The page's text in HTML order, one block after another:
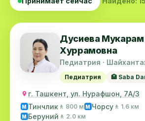
Дусиева Мукарам
Хуррамовна
Педиатрия ·
Педиатрия 🏥 Saba
г. Ташкент, ул. Нурафшон, 7А/3
M Тинчлик 🚶 800 м M Чорсу 🚶 1.6 км
M Беруний 🚶 2.0 км